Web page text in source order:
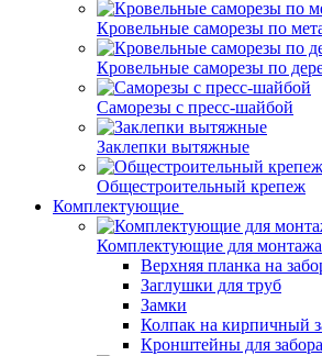
Кровельные саморезы по
Кровельные саморезы по
Саморезы с пресс-шайбой
Заклепки вытяжные
Общестроительный крепеж
Комплектующие
Комплектующие для монтажа
Верхняя планка на
Заглушки для труб
Замки
Колпак на кирпичный
Кронштейны для забора